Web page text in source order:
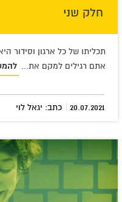
חלק שני
תכליתו של כל ארגון וסידור
אתם רגילים למקם את...
20.07.2021
| כתב: יגאל לוי